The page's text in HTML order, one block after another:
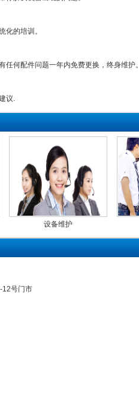
化的培训。
何配件问题一年内免费更换，终身维护。
议.
设备维护
12号门市